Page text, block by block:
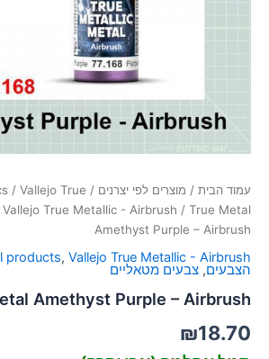
לאפס
את
כל
האפשרויות
עמוד הבית / מוצרים לפי יצרנים /
/ Vallejo True
Vallejo True Metallic - Airbrush / True Metal
Amethyst Purple – Airbrush
products, Vallejo True Metallic - Airbrush
הצבעים, צבעים מטאליים
Amethyst Purple – Airbrush
₪18.70